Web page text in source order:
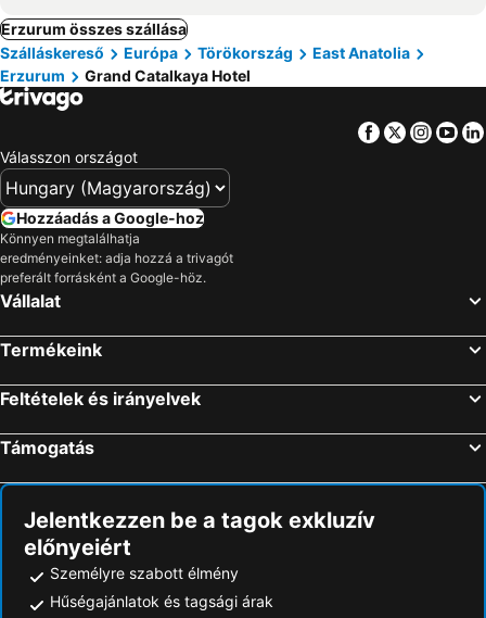
Erzurum összes szállása
Szálláskereső
Európa Törökország
East Anatolia
Erzurum
Grand Catalkaya Hotel
Facebook
Twitter
Válasszon országot
Hozzáadás a Google-hoz
Könnyen megtalálhatja
eredményeinket: adja hozzá a trivagót
preferált forrásként a Google-höz.
Vállalat
Termékeink
Feltételek és irányelvek
Támogatás
Jelentkezzen be a tagok exkluzív
előnyeiért
Személyre szabott élmény
Hűségajánlatok és tagsági árak